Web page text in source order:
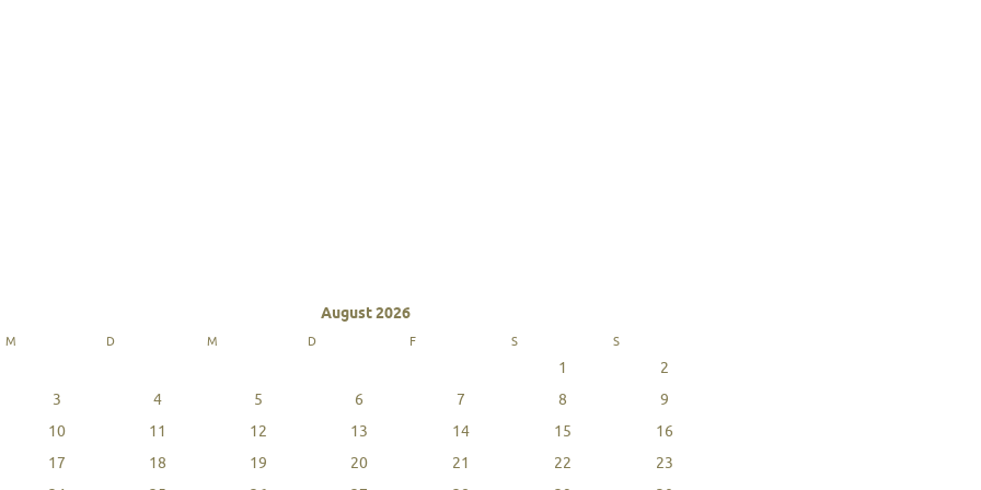
August 2026
M D M D F S S
1
2
3
4 5 6 7 8
9
10
11 12 13 14 15
16
17
18 19 20 21 22
23